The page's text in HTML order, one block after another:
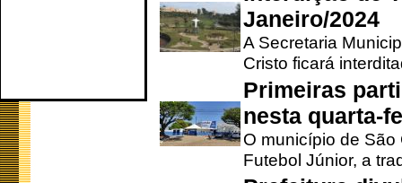
Janeiro/2024
A Secretaria
Cristo ficará
Primeiras
nesta quarta-
O município de
Futebol Júnior, a